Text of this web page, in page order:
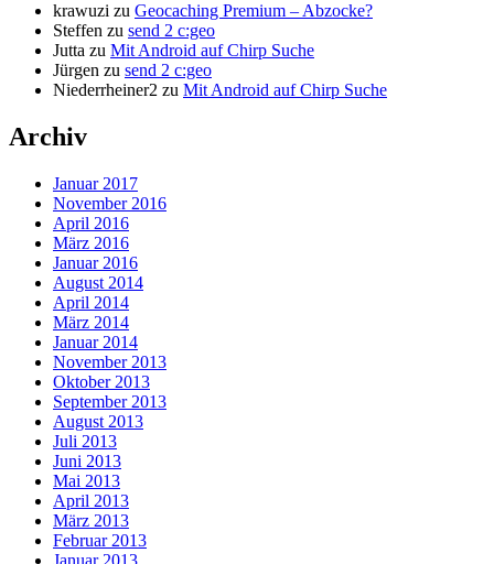
krawuzi zu Geocaching Premium – Abzocke?
Steffen zu send 2 c:geo
Jutta zu Mit Android auf Chirp Suche
Jürgen zu send 2 c:geo
Niederrheiner2 zu Mit Android auf Chirp Suche
Archiv
Januar 2017
November 2016
April 2016
März 2016
Januar 2016
August 2014
April 2014
März 2014
Januar 2014
November 2013
Oktober 2013
September 2013
August 2013
Juli 2013
Juni 2013
Mai 2013
April 2013
März 2013
Februar 2013